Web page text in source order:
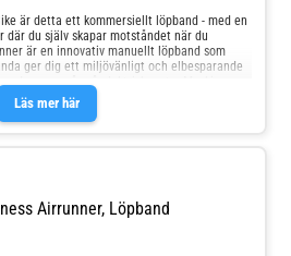
Läs mer här
är detta ett kommersiellt löpband - med en
där du själv skapar motståndet när du
är en innovativ manuellt löpband som
ger dig ett miljövänligt och elbesparande
som går på elektrisk motor.Maskinen
rörelser när du vill få upp eller ner
löpband med denna kvalitet har
maskin är lämplig både för nybörjare och
Airrunner, Löpband